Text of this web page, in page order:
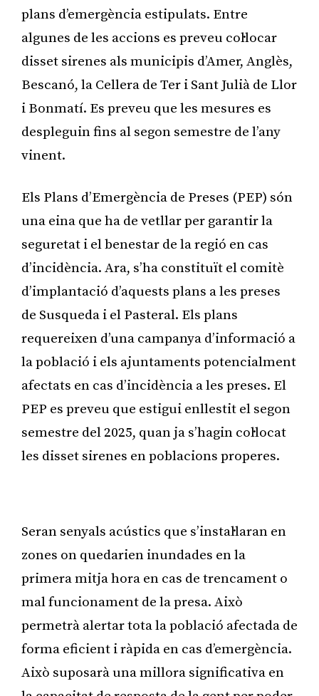
plans d’emergència estipulats. Entre
algunes de les accions es preveu col·locar
disset sirenes als municipis d’Amer, Anglès,
Bescanó, la Cellera de Ter i Sant Julià de Llor
i Bonmatí. Es preveu que les mesures es
despleguin fins al segon semestre de l’any
vinent.
Els Plans d’Emergència de Preses (PEP) són
una eina que ha de vetllar per garantir la
seguretat i el benestar de la regió en cas
d’incidència. Ara, s’ha constituït el comitè
d’implantació d’aquests plans a les preses
de Susqueda i el Pasteral. Els plans
requereixen d’una campanya d’informació a
la població i els ajuntaments potencialment
afectats en cas d’incidència a les preses. El
PEP es preveu que estigui enllestit el segon
semestre del 2025, quan ja s’hagin col·locat
les disset sirenes en poblacions properes.
Seran senyals acústics que s’instal·laran en
zones on quedarien inundades en la
primera mitja hora en cas de trencament o
mal funcionament de la presa. Això
permetrà alertar tota la població afectada de
forma eficient i ràpida en cas d’emergència.
Això suposarà una millora significativa en